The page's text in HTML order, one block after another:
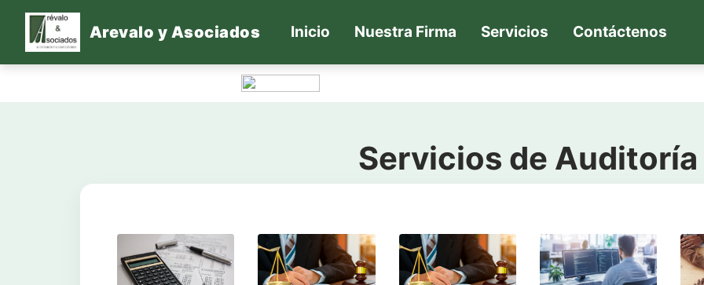
Arevalo y Asociados Inicio (current)
Nuestra Firma Servicios Contáctenos
Servicios de Auditoría